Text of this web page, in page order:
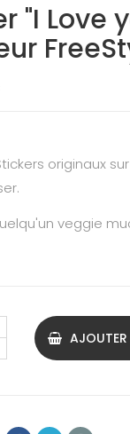
"I Love
originaux
veggie
AJOUTER